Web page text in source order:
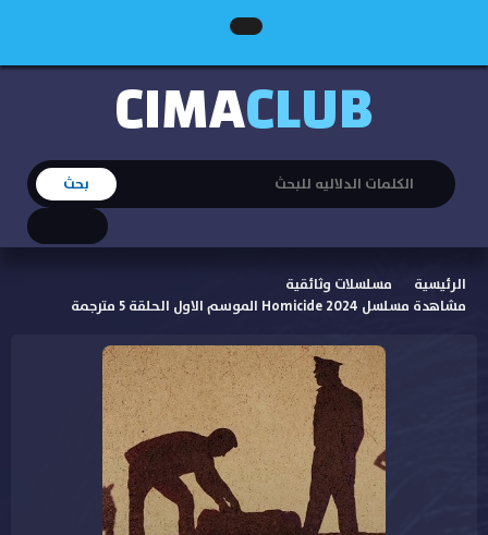
CIMACLUB
الرئيسية
مسلسلات وثائقية
مشاهدة مسلسل Homicide 2024 الموسم الاول الحلقة 5 مترجمة